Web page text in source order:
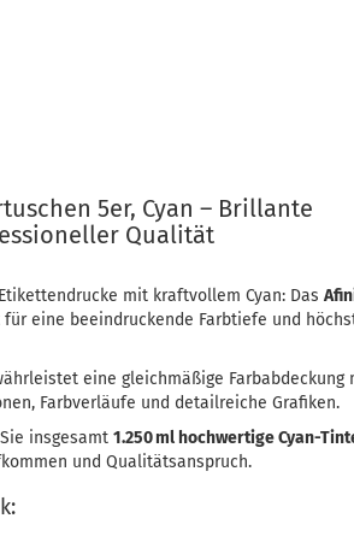
5er, Cyan – Brillante
Qualität
mit kraftvollem Cyan: Das
für eine beeindruckende Farbtiefe und
eine gleichmäßige Farbabdeckung
Farbverläufe und detailreiche Grafiken.
insgesamt 1.250 ml hochwertige Cyan-
und Qualitätsanspruch.